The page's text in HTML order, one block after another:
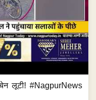
लूटी! #NagpurNews